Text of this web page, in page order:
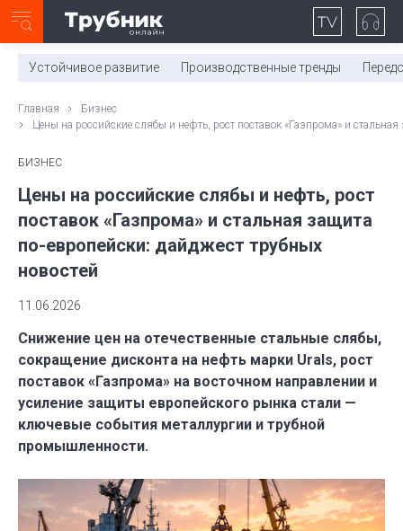
0:00/ 11:03
Устойчивое развитие Производственные тренды
Главная
Бизнес
Цены на российские слябы и нефть, рост поставок «Газпрома» и
БИЗНЕС
Цены на российские слябы и нефть, рост
поставок «Газпрома» и стальная защита
по-европейски: дайджест трубных
новостей
11.06.2026
Снижение цен на отечественные стальные слябы,
сокращение дисконта на нефть марки Urals, рост
поставок «Газпрома» на восточном направлении и
усиление защиты европейского рынка стали —
ключевые события металлургии и трубной
промышленности.